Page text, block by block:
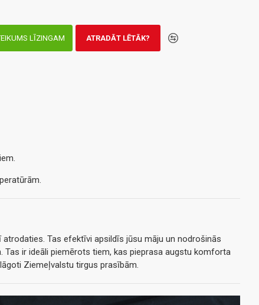
LĪZINGAM ATRADĀT LĒTĀK?
Tas efektīvi apsildīs jūsu māju un nodrošinās
ir ideāli piemērots tiem, kas pieprasa augstu komforta
Ziemeļvalstu tirgus prasībām.